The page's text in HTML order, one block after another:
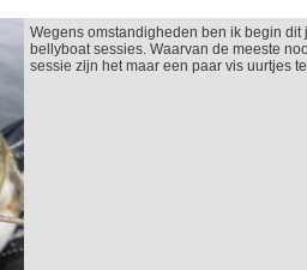
Wegens omstandigheden ben ik begin
bellyboat sessies. Waarvan de meeste
sessie zijn het maar een paar vis uurtjes